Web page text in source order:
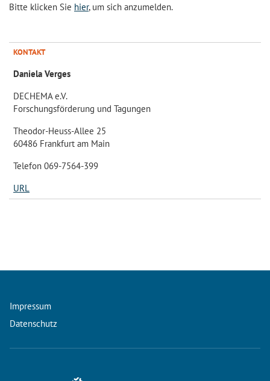
Bitte klicken Sie hier, um sich anzumelden.
KONTAKT
Daniela Verges
DECHEMA e.V.
Forschungsförderung und Tagungen
Theodor-Heuss-Allee 25
60486 Frankfurt am Main
Telefon 069-7564-399
URL
Impressum
Datenschutz